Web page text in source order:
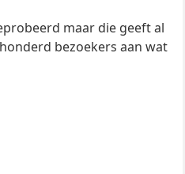
maar die geeft al
bezoekers aan wat